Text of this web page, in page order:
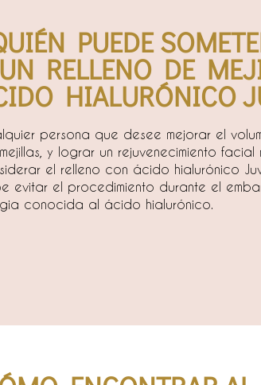
PUEDE
RELLENO DE
HIALURÓNICO
persona que desee mejorar el
y lograr un rejuvenecimiento
el relleno con ácido hialurónico
evitar el procedimiento durante el
conocida al ácido hialurónico.